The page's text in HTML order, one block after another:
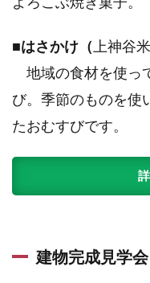
■はさかけ（ 上神谷
地域の食材を使っ
び。季節のものを使
たおむすびです。
建物完成見学会